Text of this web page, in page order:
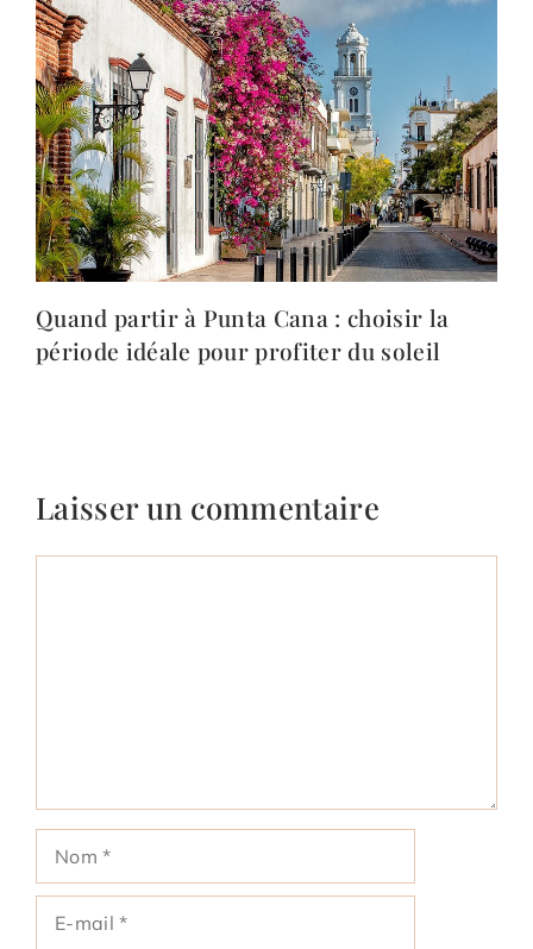
Quand partir à Punta Cana : choisir la
période idéale pour profiter du soleil
Laisser un commentaire
mail